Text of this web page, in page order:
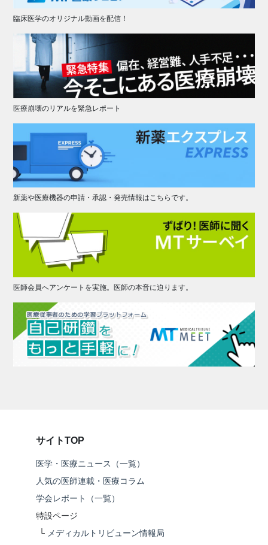
臨床医学のオリジナル動画を配信！
医療崩壊のリアルを緊急レポート
新薬や医療機器の申請・承認・発売情報はこちらです。
医師会員へアンケートを実施。医師の本音に迫ります。
サイトTOP
医学・医療ニュース（一覧）
人気の医師連載・医療コラム
学会レポート（一覧）
特設ページ
└ メディカルトリビューン情報局